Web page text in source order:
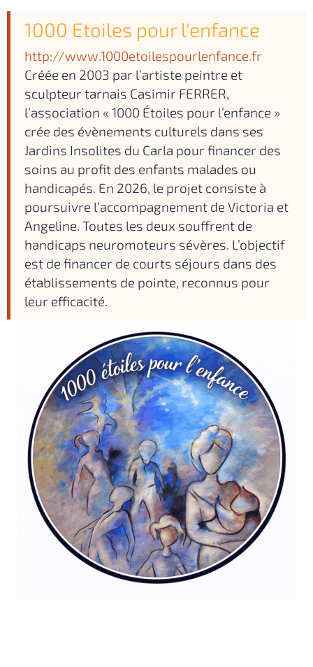
1000 Etoiles pour l'enfance
http://www.1000etoilespourlenfance.fr
Créée en 2003 par l’artiste peintre et
sculpteur tarnais Casimir FERRER,
l’association « 1000 Étoiles pour l’enfance »
crée des évènements culturels dans ses
Jardins Insolites du Carla pour financer des
soins au profit des enfants malades ou
handicapés. En 2026, le projet consiste à
poursuivre l’accompagnement de Victoria et
Angeline. Toutes les deux souffrent de
handicaps neuromoteurs sévères. L’objectif
est de financer de courts séjours dans des
établissements de pointe, reconnus pour
leur efficacité.